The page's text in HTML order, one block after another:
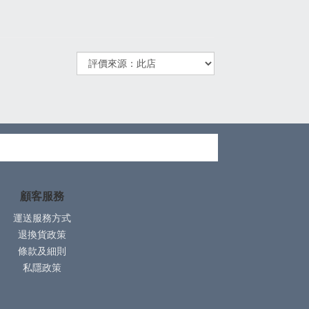
顧客服務
運送服務方式
退換貨政策
條款及細則
私隱政策